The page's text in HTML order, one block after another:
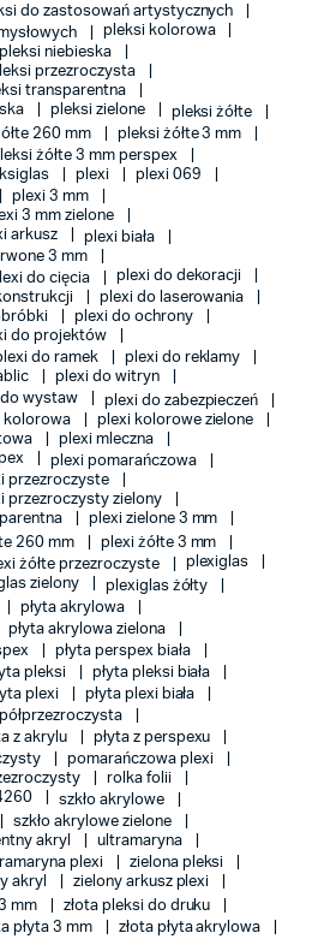
do zastosowań artystycznych
pleksi kolorowa
pleksi niebieska
przezroczysta
transparentna
pleksi zielone
pleksi żółte
260 mm
pleksi żółte 3 mm
żółte 3 mm perspex
plexi
plexi 069
plexi 3 mm
3 mm zielone
arkusz
plexi biała
3 mm
do cięcia
plexi do dekoracji
plexi do laserowania
plexi do ochrony
do projektów
do ramek
plexi do reklamy
plexi do witryn
wystaw
plexi do zabezpieczeń
kolorowa
plexi kolorowe zielone
plexi mleczna
plexi pomarańczowa
przezroczyste
przezroczysty zielony
plexi zielone 3 mm
260 mm
plexi żółte 3 mm
żółte przezroczyste
plexiglas
zielony
plexiglas żółty
płyta akrylowa
płyta akrylowa zielona
płyta perspex biała
pleksi
płyta pleksi biała
plexi
płyta plexi biała
z akrylu
płyta z perspexu
pomarańczowa plexi
rolka folii
szkło akrylowe
szkło akrylowe zielone
akryl
ultramaryna
plexi
zielona pleksi
akryl
zielony arkusz plexi
mm
złota pleksi do druku
płyta 3 mm
złota płyta akrylowa